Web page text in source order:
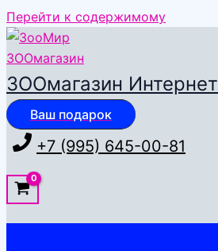
Перейти к содержимому
ЗООмагазин
Ваш подарок
+7 (995) 645-00-81